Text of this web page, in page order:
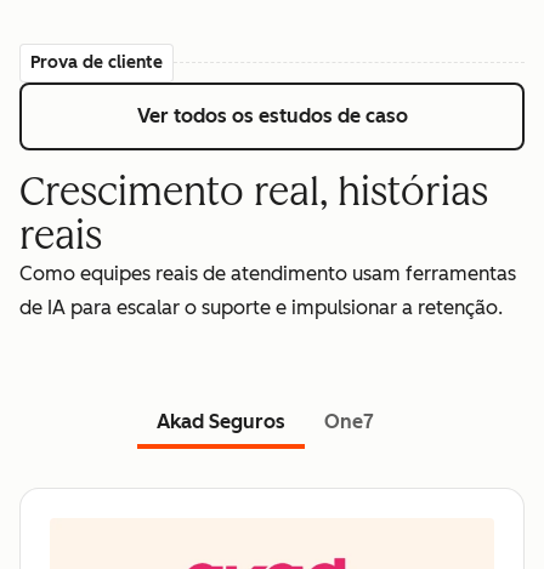
Prova de cliente
Ver todos os estudos de caso
Crescimento real, histórias
reais
Como equipes reais de atendimento usam ferramentas
de IA para escalar o suporte e impulsionar a retenção.
Akad Seguros One7